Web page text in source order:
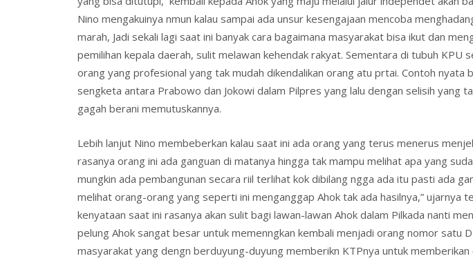
Nino mengakuinya nmun kalau sampai ada unsur kesengajaan mencoba
marah, Jadi sekali lagi saat ini banyak cara bagaimana masyarakat bisa ikut dan
pemilihan kepala daerah, sulit melawan kehendak rakyat. Sementara di tubuh KPU
orang yang profesional yang tak mudah dikendalikan orang atu prtai. Contoh nyata
sengketa antara Prabowo dan Jokowi dalam Pilpres yang lalu dengan selisih yang
gagah berani memutuskannya.
Lebih lanjut Nino membeberkan kalau saat ini ada orang yang terus menerus
rasanya orang ini ada ganguan di matanya hingga tak mampu melihat apa yang
mungkin ada pembangunan secara riil terlihat kok dibilang ngga ada itu pasti ada
melihat orang-orang yang seperti ini menganggap Ahok tak ada hasilnya,” ujarnya
kenyataan saat ini rasanya akan sulit bagi lawan-lawan Ahok dalam Pilkada nanti
pelung Ahok sangat besar untuk memenngkan kembali menjadi orang nomor satu
masyarakat yang dengn berduyung-duyung memberikn KTPnya untuk memberikan